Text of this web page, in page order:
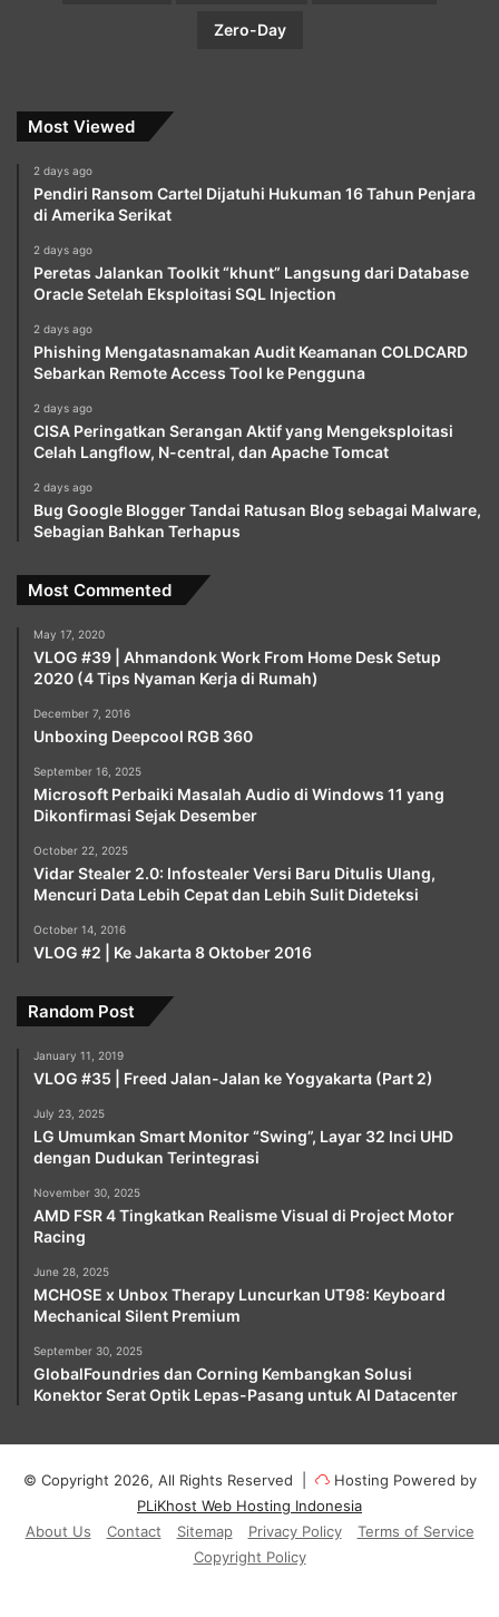
Zero-Day
Most Viewed
2 days ago
Pendiri Ransom Cartel Dijatuhi Hukuman 16 Tahun Penjara
di Amerika Serikat
2 days ago
Peretas Jalankan Toolkit “khunt” Langsung dari Database
Oracle Setelah Eksploitasi SQL Injection
2 days ago
Phishing Mengatasnamakan Audit Keamanan COLDCARD
Sebarkan Remote Access Tool ke Pengguna
2 days ago
CISA Peringatkan Serangan Aktif yang Mengeksploitasi
Celah Langflow, N-central, dan Apache Tomcat
2 days ago
Bug Google Blogger Tandai Ratusan Blog sebagai Malware,
Sebagian Bahkan Terhapus
Most Commented
May 17, 2020
VLOG #39 | Ahmandonk Work From Home Desk Setup
2020 (4 Tips Nyaman Kerja di Rumah)
December 7, 2016
Unboxing Deepcool RGB 360
September 16, 2025
Microsoft Perbaiki Masalah Audio di Windows 11 yang
Dikonfirmasi Sejak Desember
October 22, 2025
Vidar Stealer 2.0: Infostealer Versi Baru Ditulis Ulang,
Mencuri Data Lebih Cepat dan Lebih Sulit Dideteksi
October 14, 2016
VLOG #2 | Ke Jakarta 8 Oktober 2016
Random Post
January 11, 2019
VLOG #35 | Freed Jalan-Jalan ke Yogyakarta (Part 2)
July 23, 2025
LG Umumkan Smart Monitor “Swing”, Layar 32 Inci UHD
dengan Dudukan Terintegrasi
November 30, 2025
AMD FSR 4 Tingkatkan Realisme Visual di Project Motor
Racing
June 28, 2025
MCHOSE x Unbox Therapy Luncurkan UT98: Keyboard
Mechanical Silent Premium
September 30, 2025
GlobalFoundries dan Corning Kembangkan Solusi
Konektor Serat Optik Lepas-Pasang untuk AI Datacenter
© Copyright 2026, All Rights Reserved |
Hosting Powered by
PLiKhost Web Hosting Indonesia
About Us
Contact Sitemap Privacy Policy
Terms of Service
Copyright Policy